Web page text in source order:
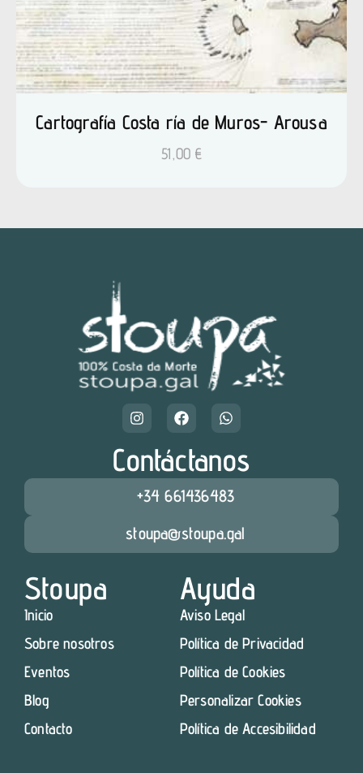
Cartografía Costa ría de Muros- Arousa
51,00 €
Stoupa
Inicio
Sobre nosotros
Eventos
Blog
Contacto
Ayuda
Aviso Legal
Política de Privacidad
Política de Cookies
Personalizar Cookies
Política de Accesibilidad
Contáctanos
+34 661436483
stoupa@stoupa.gal